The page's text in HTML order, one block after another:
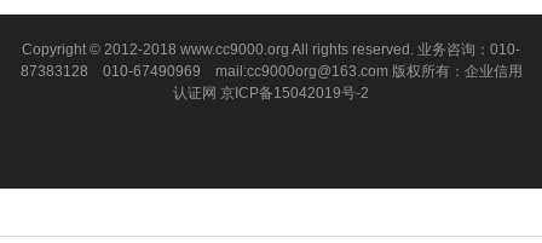
Copyright © 2012-2018 www.cc9000.org All rights reserved. 业务咨询：010-
87383128 010-67490969 mail:cc9000org@163.com 版权所有：企业信用
认证网 京ICP备15042019号-2